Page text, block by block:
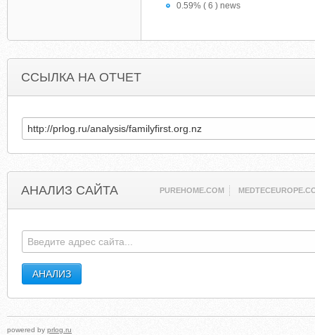
0.59% ( 6 ) news
ССЫЛКА НА ОТЧЕТ
АНАЛИЗ САЙТА PUREHOME.COM
powered by prlog.ru